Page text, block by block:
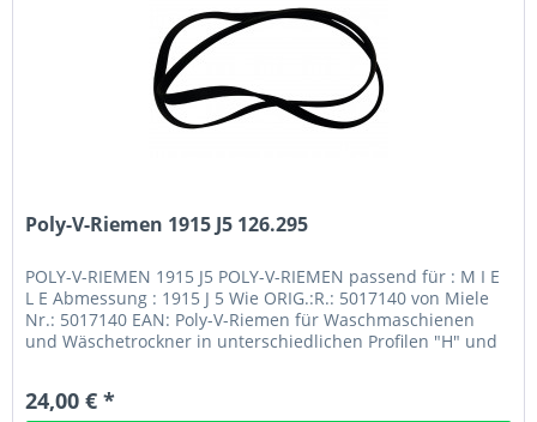
Poly-V-Riemen 1915 J5 126.295
POLY-V-RIEMEN 1915 J5 POLY-V-RIEMEN passend für : M I E
L E Abmessung : 1915 J 5 Wie ORIG.:R.: 5017140 von Miele
Nr.: 5017140 EAN: Poly-V-Riemen für Waschmaschienen
und Wäschetrockner in unterschiedlichen Profilen "H" und
24,00 € *